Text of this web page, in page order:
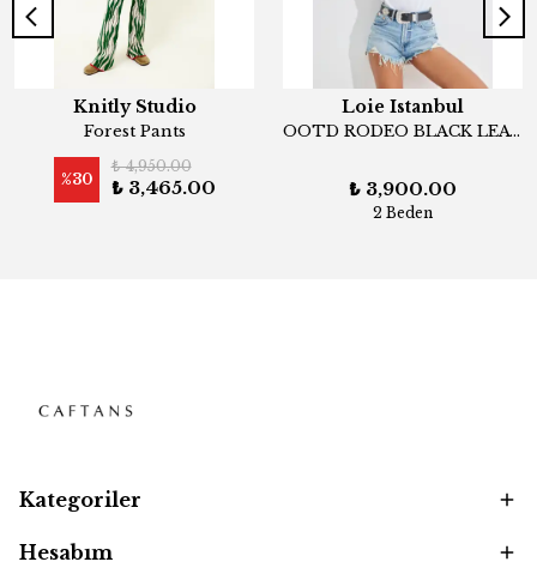
Knitly Studio
Forest Pants
%30
₺ 4,950.00
₺ 3,465.00
Loie Istanbul
OOTD RODEO BLACK LEATHER BELT
₺ 3,900.00
2 Beden
Kategoriler
Hesabım